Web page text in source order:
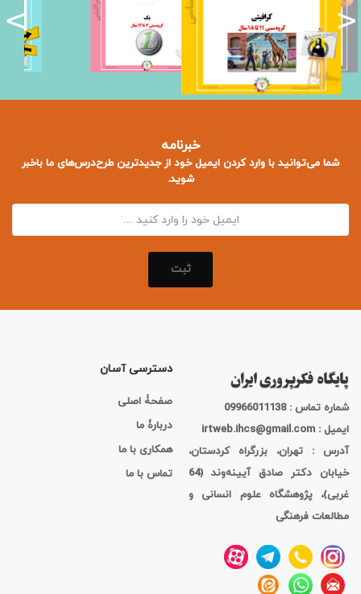
< >
خبرنامه
شما می‌توانید با وارد کردن ایمیل خود از جدید‌ترین طرح‌درس‌های ما باخبر
شوید.
ثبت
شماره تماس : 09966011138
ایمیل : irtweb.ihcs@gmail.com
آدرس : تهران، بزرگراه کردستان،
خیابان دکتر صادق آیینه‌وند (64
غربی)، پژوهشگاه علوم انسانی و
مطالعات فرهنگی
دسترسی آسان
صفحۀ اصلی
دربارۀ ما
همکاری با ما
تماس با ما